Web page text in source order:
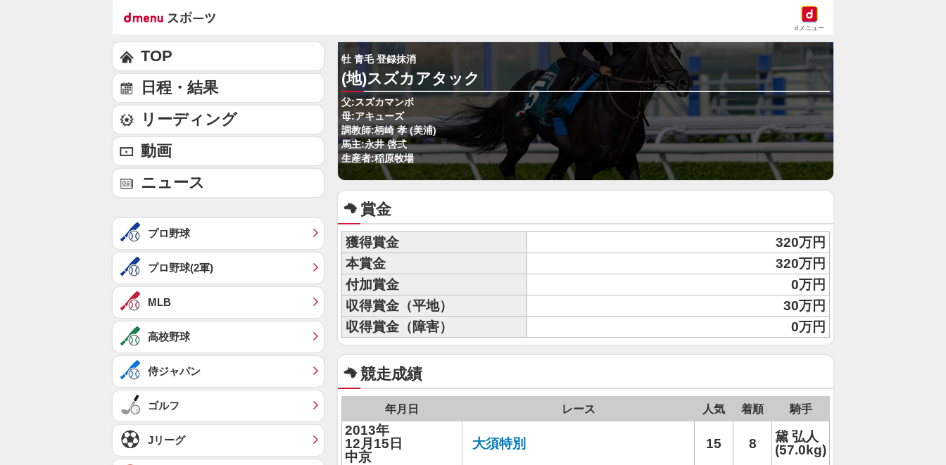
dメニュー
牡 青毛 登録抹消
(地)スズカアタック
父:スズカマンボ
母:アキューズ
調教師:柄崎 孝 (美浦)
馬主:永井 啓弍
生産者:稲原牧場
賞金
獲得賞金
320万円
本賞金
320万円
付加賞金
0万円
収得賞金（平地）
30万円
収得賞金（障害）
0万円
競走成績
年月日 レース 人気 着順 騎手
2013年
12月15日
中京
大須特別 15 8
黛 弘人
(57.0kg)
TOP
日程・結果
リーディング
動画
ニュース
プロ野球
プロ野球(2軍)
MLB
高校野球
侍ジャパン
ゴルフ
Jリーグ